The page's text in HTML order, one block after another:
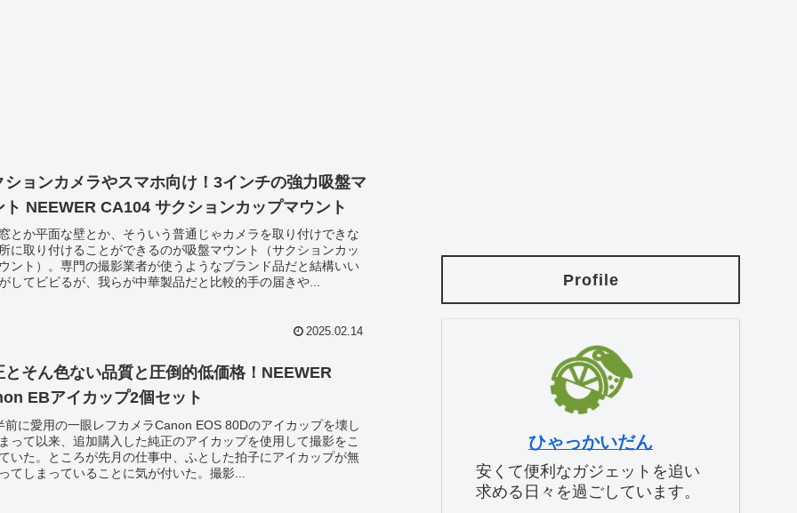
ションカメラやスマホ向け！3インチの強力吸盤マ
ト NEEWER CA104 サクションカップマウント
とか平面な壁とか、そういう普通じゃカメラを取り付けできな
に取り付けることができるのが吸盤マウント（サクションカッ
ント）。専門の撮影業者が使うようなブランド品だと結構いい
してビビるが、我らが中華製品だと比較的手の届きや...
2025.02.14
とそん色ない品質と圧倒的低価格！NEEWER
EBアイカップ2個セット
前に愛用の一眼レフカメラCanon EOS 80Dのアイカップを壊し
って以来、追加購入した純正のアイカップを使用して撮影をこ
いた。ところが先月の仕事中、ふとした拍子にアイカップが無
てしまっていることに気が付いた。撮影...
Profile
ひゃっかいだん
安くて便利なガジェットを追い
求める日々を過ごしています。